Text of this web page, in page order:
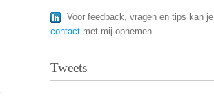
Voor feedback, vragen en tips kan je
contact met mij opnemen.
Tweets